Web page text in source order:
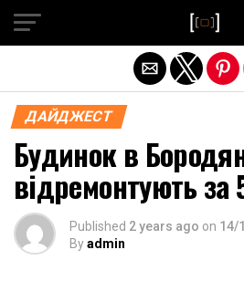
ДАЙДЖЕСТ
Будинок в
відремонтують за
Published 2 years ago on 14/
Byadmin
Exit mobile